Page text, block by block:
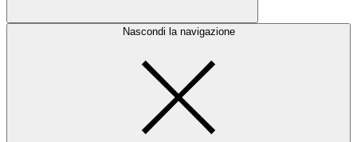
Nascondi la navigazione